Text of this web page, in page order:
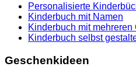
Personalisierte
Kinderbuch mit Namen
Kinderbuch mit mehreren
Kinderbuch selbst
Geschenkideen